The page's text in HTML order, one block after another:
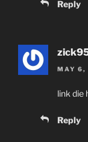
Reply
MAY 6,
link die
Reply